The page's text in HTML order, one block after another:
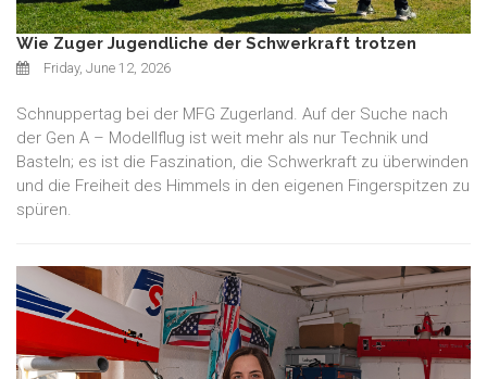
Wie Zuger Jugendliche der Schwerkraft trotzen
Friday, June 12, 2026
Schnuppertag bei der MFG Zugerland. Auf der Suche nach
der Gen A – Modellflug ist weit mehr als nur Technik und
Basteln; es ist die Faszination, die Schwerkraft zu überwinden
und die Freiheit des Himmels in den eigenen Fingerspitzen zu
spüren.